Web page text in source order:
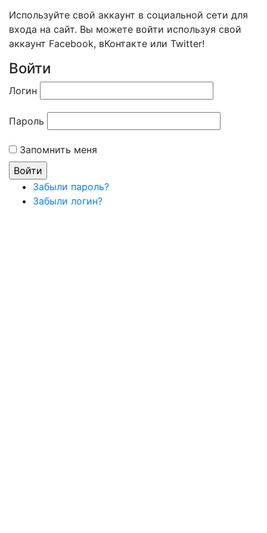
Используйте свой аккаунт в социальной сети для
входа на сайт. Вы можете войти используя свой
аккаунт Facebook, вКонтакте или Twitter!
Войти
Логин
Пароль
Запомнить меня
Забыли пароль?
Забыли логин?